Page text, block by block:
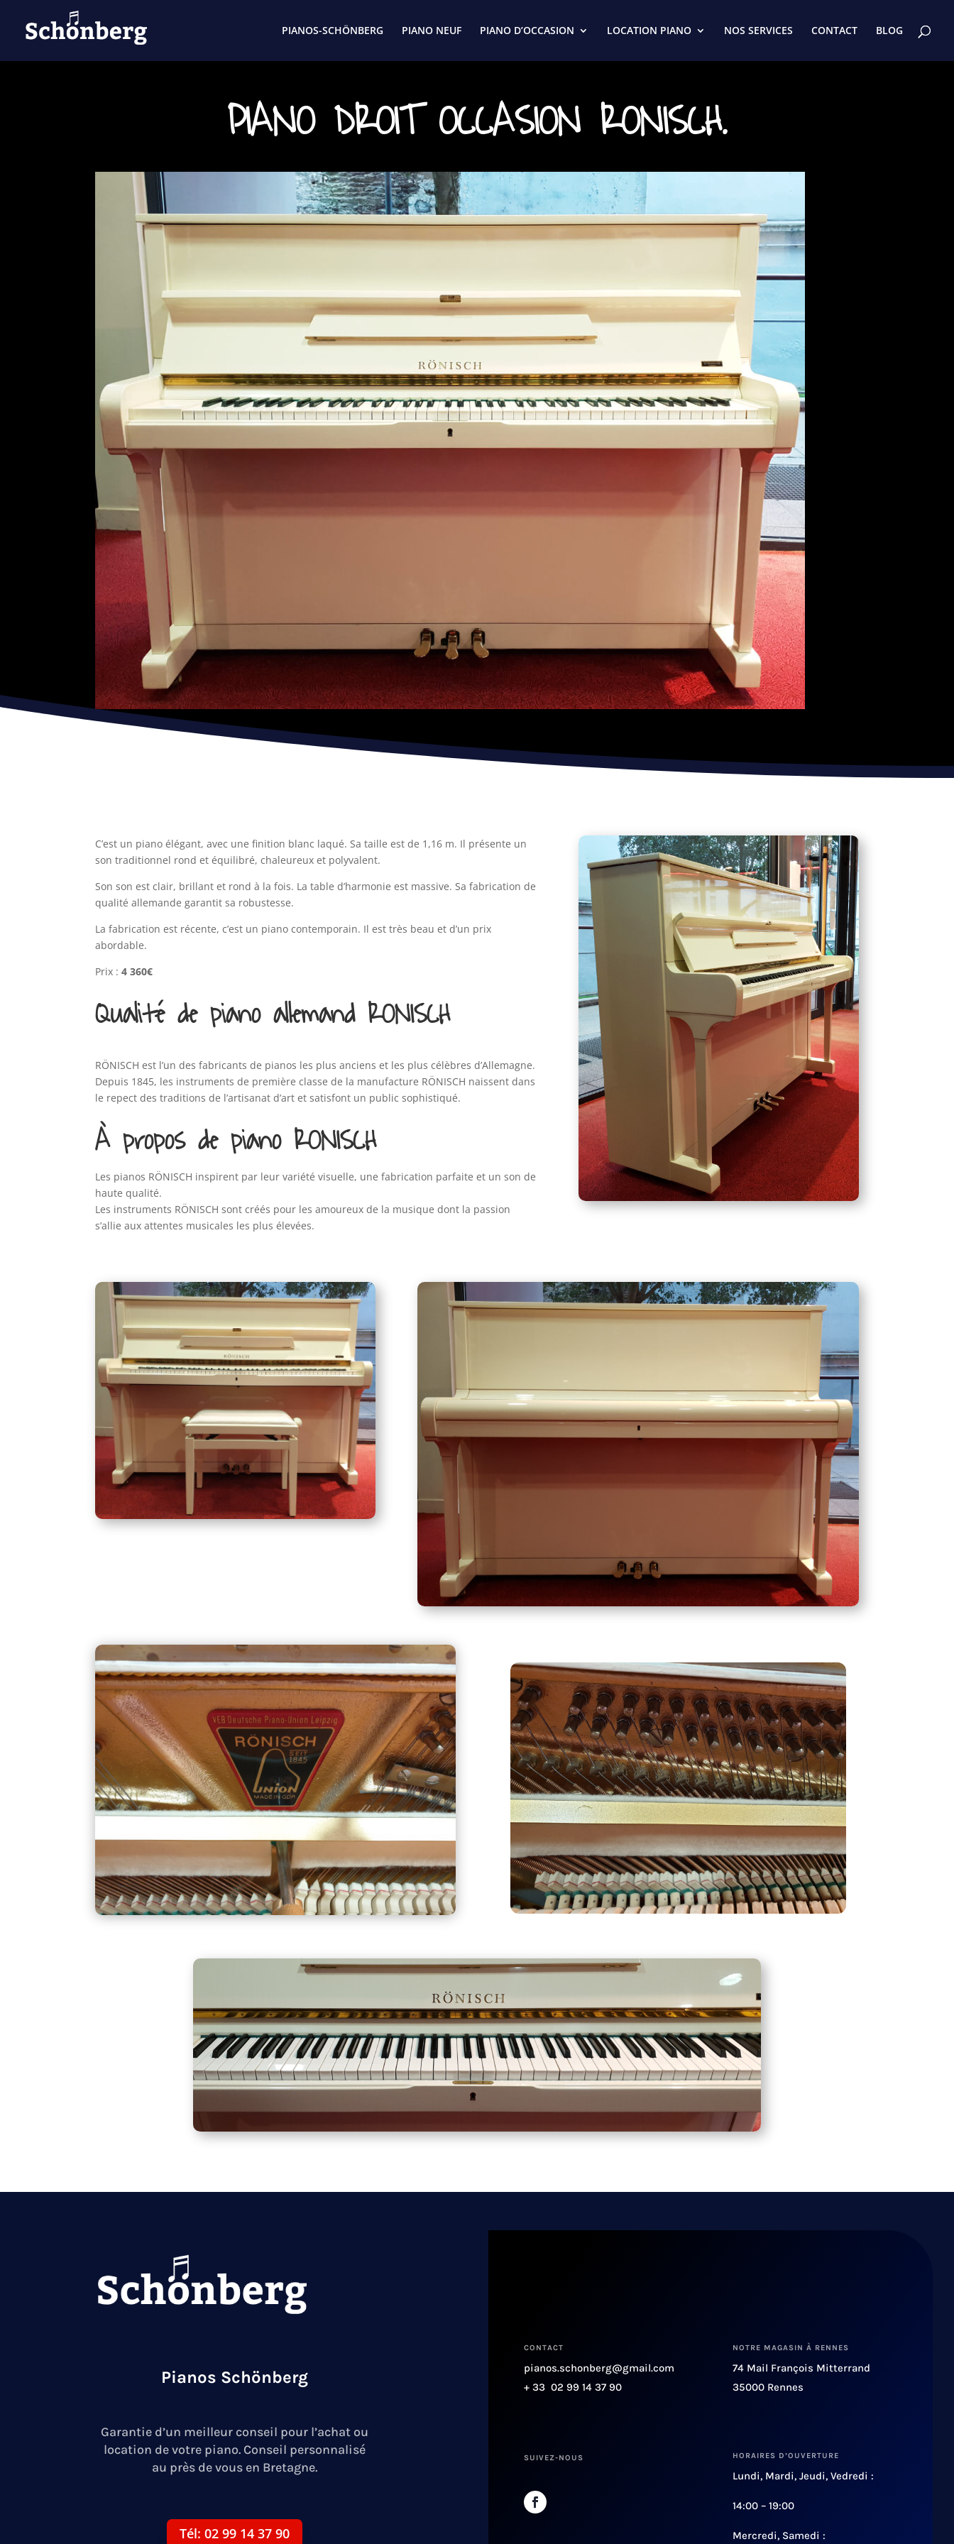
PIANOS-SCHÖNBERG PIANO NEUF PIANO D’OCCASION LOCATION PIANO NOS SERVICES CONTACT BLOG
PIANO DROIT OCCASION RONISCH.
C’est un piano élégant, avec une finition blanc laqué. Sa taille est de 1,16 m. Il présente un
son traditionnel rond et équilibré, chaleureux et polyvalent.
Son son est clair, brillant et rond à la fois. La table d’harmonie est massive. Sa fabrication de
qualité allemande garantit sa robustesse.
La fabrication est récente, c’est un piano contemporain. Il est très beau et d’un prix
abordable.
Prix :4 360€
Qualité de piano allemand RONISCH
RÖNISCH est l’un des fabricants de pianos les plus anciens et les plus célèbres d’Allemagne.
Depuis 1845, les instruments de première classe de la manufacture RÖNISCH naissent dans
le repect des traditions de l’artisanat d’art et satisfont un public sophistiqué.
À propos de piano RONISCH
Les pianos RÖNISCH inspirent par leur variété visuelle, une fabrication parfaite et un son de
haute qualité.
Les instruments RÖNISCH sont créés pour les amoureux de la musique dont la passion
s’allie aux attentes musicales les plus élevées.
Pianos Schönberg
Garantie d’un meilleur conseil pour l’achat ou
location de votre piano. Conseil personnalisé
au près de vous en Bretagne.
Tél: 02 99 14 37 90
CONTACT
pianos.schonberg@gmail.com
+ 33 02 99 14 37 90
SUIVEZ-NOUS
NOTRE MAGASIN À RENNES
74 Mail François Mitterrand
35000 Rennes
HORAIRES D’OUVERTURE
Lundi, Mardi, Jeudi, Vedredi :
14:00 – 19:00
Mercredi, Samedi :